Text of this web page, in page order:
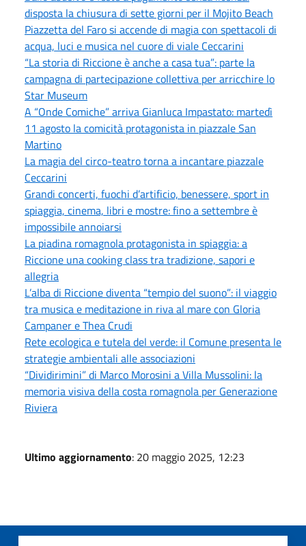
disposta la chiusura di sette giorni per il Mojito Beach
Piazzetta del Faro si accende di magia con spettacoli di
acqua, luci e musica nel cuore di viale Ceccarini
“La storia di Riccione è anche a casa tua”: parte la
campagna di partecipazione collettiva per arricchire lo
Star Museum
A “Onde Comiche” arriva Gianluca Impastato: martedì
11 agosto la comicità protagonista in piazzale San
Martino
La magia del circo-teatro torna a incantare piazzale
Ceccarini
Grandi concerti, fuochi d’artificio, benessere, sport in
spiaggia, cinema, libri e mostre: fino a settembre è
impossibile annoiarsi
La piadina romagnola protagonista in spiaggia: a
Riccione una cooking class tra tradizione, sapori e
allegria
L’alba di Riccione diventa “tempio del suono”: il viaggio
tra musica e meditazione in riva al mare con Gloria
Campaner e Thea Crudi
Rete ecologica e tutela del verde: il Comune presenta le
strategie ambientali alle associazioni
“Dividirimini” di Marco Morosini a Villa Mussolini: la
memoria visiva della costa romagnola per Generazione
Riviera
Ultimo aggiornamento: 20 maggio 2025, 12:23